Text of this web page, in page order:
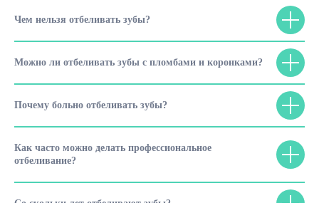
Чем нельзя отбеливать зубы?
Можно ли отбеливать зубы с пломбами и коронками?
Почему больно отбеливать зубы?
Как часто можно делать профессиональное
отбеливание?